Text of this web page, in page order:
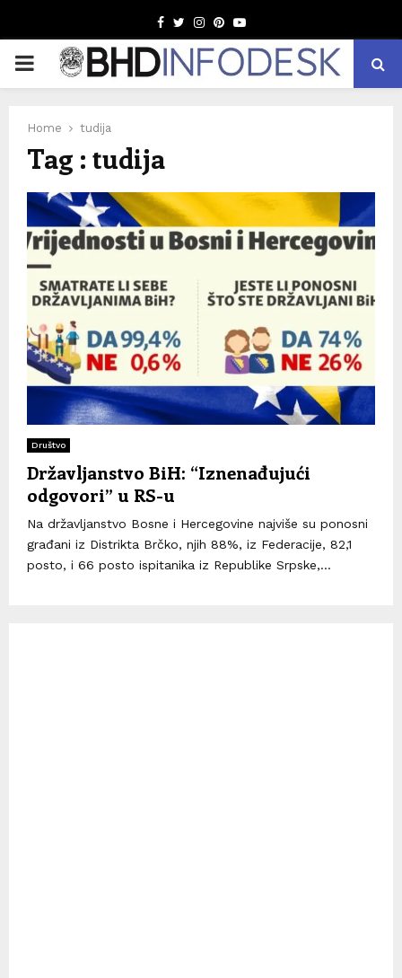
Facebook
TwitterInstagram
Pinterest
Youtube
PRIMARY
Home tudija
Tag : tudija
Društvo
Državljanstvo BiH: “Iznenađujući
odgovori” u RS-u
Na državljanstvo Bosne i Hercegovine najviše su ponosni
građani iz Distrikta Brčko, njih 88%, iz Federacije, 82,1
posto, i 66 posto ispitanika iz Republike Srpske,...